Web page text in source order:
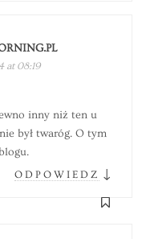
at 08:19
inny niż ten u
był twaróg. O tym
ODPOWIEDZ ↓